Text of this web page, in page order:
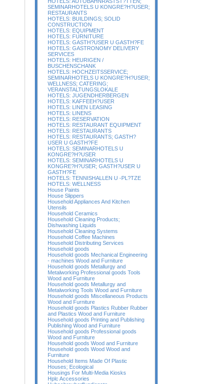
SEMINARHOTELS U KONGRE?H?USER;
RESTAURANTS
HOTELS: BUILDINGS; SOLID
CONSTRUCTION
HOTELS: EQUIPMENT
HOTELS: FURNITURE
HOTELS: GASTH?USER U GASTH?FE
HOTELS: GASTRONOMY DELIVERY
SERVICES
HOTELS: HEURIGEN /
BUSCHENSCHANK
HOTELS: HOCHZEITSSERVICE;
SEMINARHOTELS U KONGRE?H?USER;
WELLNESS; CATERING;
VERANSTALTUNGSLOKALE
HOTELS: JUGENDHERBERGEN
HOTELS: KAFFEEH?USER
HOTELS: LINEN LEASING
HOTELS: LINENS
HOTELS: RESERVATION
HOTELS: RESTAURANT EQUIPMENT
HOTELS: RESTAURANTS
HOTELS: RESTAURANTS; GASTH?
USER U GASTH?FE
HOTELS: SEMINARHOTELS U
KONGRE?H?USER
HOTELS: SEMINARHOTELS U
KONGRE?H?USER; GASTH?USER U
GASTH?FE
HOTELS: TENNISHALLEN U -PL?TZE
HOTELS: WELLNESS
House Paints
House Slippers
Household Appliances And Kitchen
Utensils
Household Ceramics
Household Cleaning Products;
Dishwashing Liquids
Household Cleaning Systems
Household Coffee Machines
Household Distributing Services
Household goods
Household goods Mechanical Engineering
- machines Wood and Furniture
Household goods Metallurgy and
Metalworking Professional goods Tools
Wood and Furniture
Household goods Metallurgy and
Metalworking Tools Wood and Furniture
Household goods Miscellaneous Products
Wood and Furniture
Household goods Plastics Rubber Rubber
and Plastics Wood and Furniture
Household goods Printing and Publishing
Publishing Wood and Furniture
Household goods Professional goods
Wood and Furniture
Household goods Wood and Furniture
Household goods Wood Wood and
Furniture
Household Items Made Of Plastic
Houses; Ecological
Housings For Multi-Media Kiosks
Hplc Accessories